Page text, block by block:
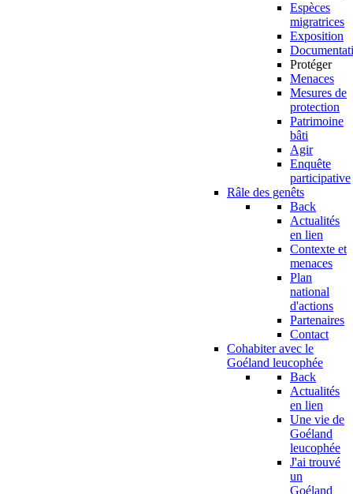
Espèces
migratrices
Exposition
Protéger
Menaces
Mesures de
protection
Patrimoine
bâti
Agir
Enquête
participative
Râle des genêts
Back
Actualités
en lien
Contexte et
menaces
Plan
national
d'actions
Partenaires
Contact
Cohabiter avec le
Goéland leucophée
Back
Actualités
en lien
Une vie de
Goéland
leucophée
J'ai trouvé
un
Goéland